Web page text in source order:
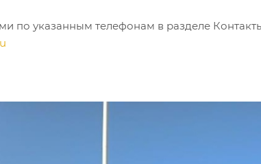
по указанным телефонам в разделе